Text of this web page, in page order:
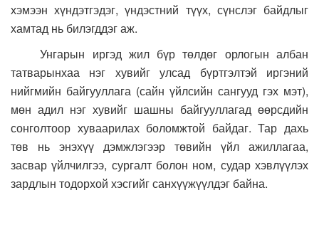
хэмээн хүндэтгэдэг, үндэстний түүх, сүнслэг байдлыг
хамтад нь билэгддэг аж.
Унгарын иргэд жил бүр төлдөг орлогын албан
татварынхаа нэг хувийг улсад бүртгэлтэй иргэний
нийгмийн байгууллага (сайн үйлсийн сангууд гэх мэт),
мөн адил нэг хувийг шашны байгууллагад өөрсдийн
сонголтоор хуваарилах боломжтой байдаг. Тар дахь
төв нь энэхүү дэмжлэгээр төвийн үйл ажиллагаа,
засвар үйлчилгээ, сургалт болон ном, судар хэвлүүлэх
зардлын тодорхой хэсгийг санхүүжүүлдэг байна.